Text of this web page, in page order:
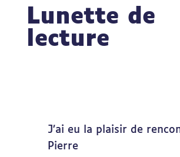
Lunette de
lecture
J’ai eu la plaisir de
Pierre